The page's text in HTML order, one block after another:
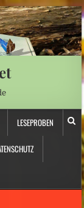
LESEPROBEN